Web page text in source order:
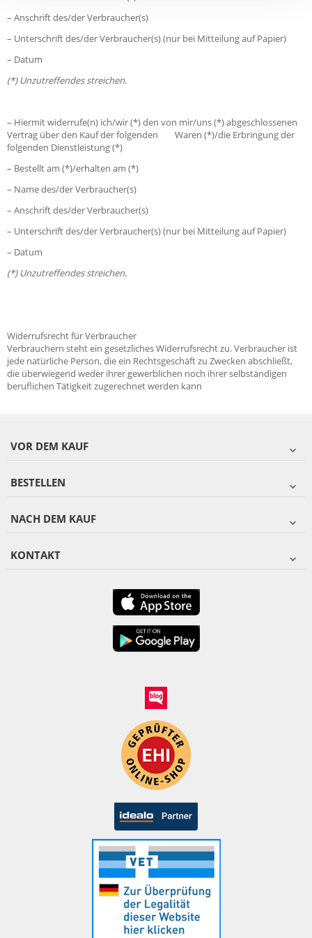
– Anschrift des/der Verbraucher(s)
– Unterschrift des/der Verbraucher(s) (nur bei Mitteilung auf Papier)
– Datum
(*) Unzutreffendes streichen.
– Hiermit widerrufe(n) ich/wir (*) den von mir/uns (*) abgeschlossenen
Vertrag über den Kauf der folgenden Waren (*)/die Erbringung der
folgenden Dienstleistung (*)
– Bestellt am (*)/erhalten am (*)
– Name des/der Verbraucher(s)
– Anschrift des/der Verbraucher(s)
– Unterschrift des/der Verbraucher(s) (nur bei Mitteilung auf Papier)
– Datum
(*) Unzutreffendes streichen.
Widerrufsrecht für Verbraucher
Verbrauchern steht ein gesetzliches Widerrufsrecht zu. Verbraucher ist
jede natürliche Person, die ein Rechtsgeschäft zu Zwecken abschließt,
die überwiegend weder ihrer gewerblichen noch ihrer selbständigen
beruflichen Tätigkeit zugerechnet werden kann
VOR DEM KAUF
BESTELLEN
NACH DEM KAUF
KONTAKT